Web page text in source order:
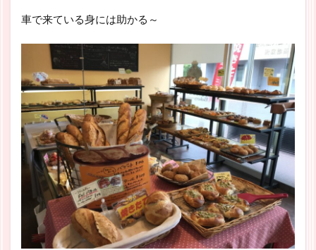
車で来ている身には助かる～